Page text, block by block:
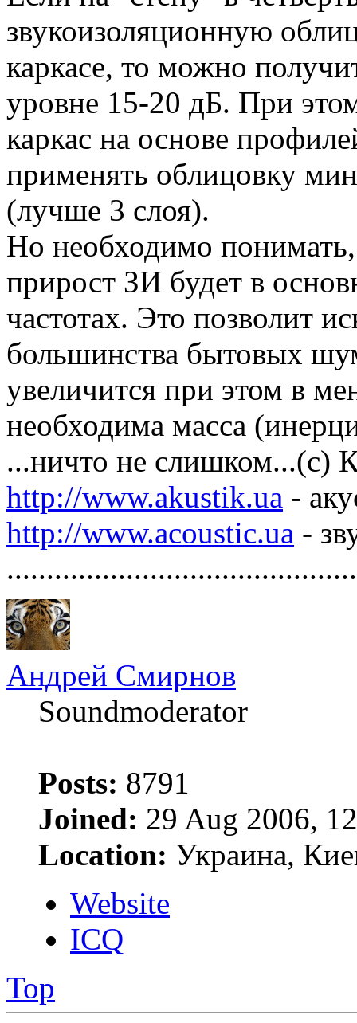
звукоизоляционную
каркасе, то можно
уровне 15-20 дБ. При
каркас на основе
применять облицовку
(лучше 3 слоя).
Но необходимо
прирост ЗИ будет в
частотах. Это позволит
большинства бытовых
увеличится при этом в
необходима масса
...ничто не слишком...(с)
http://www.akustik.ua -
http://www.acoustic.ua -
............................................
Андрей Смирнов
Soundmoderator
Posts: 8791
Joined: 29 Aug 2006,
Location: Украина,
Website
ICQ
Top